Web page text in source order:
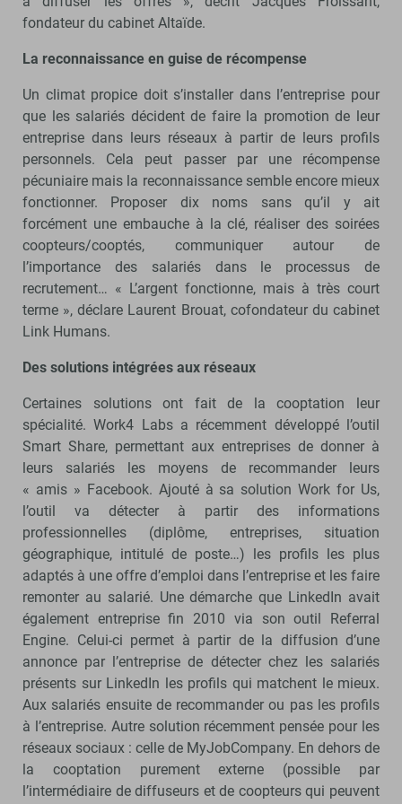
fondateur du cabinet Altaïde.
La reconnaissance en guise de récompense
Un climat propice doit s’installer dans l’entreprise pour
que les salariés décident de faire la promotion de leur
entreprise dans leurs réseaux à partir de leurs profils
personnels. Cela peut passer par une récompense
pécuniaire mais la reconnaissance semble encore mieux
fonctionner. Proposer dix noms sans qu’il y ait
forcément une embauche à la clé, réaliser des soirées
coopteurs/cooptés, communiquer autour de
l’importance des salariés dans le processus de
recrutement… « L’argent fonctionne, mais à très court
terme », déclare Laurent Brouat, cofondateur du cabinet
Link Humans.
Des solutions intégrées aux réseaux
Certaines solutions ont fait de la cooptation leur
spécialité. Work4 Labs a récemment développé l’outil
Smart Share, permettant aux entreprises de donner à
leurs salariés les moyens de recommander leurs
« amis » Facebook. Ajouté à sa solution Work for Us,
l’outil va détecter à partir des informations
professionnelles (diplôme, entreprises, situation
géographique, intitulé de poste…) les profils les plus
adaptés à une offre d’emploi dans l’entreprise et les faire
remonter au salarié. Une démarche que LinkedIn avait
également entreprise fin 2010 via son outil Referral
Engine. Celui-ci permet à partir de la diffusion d’une
annonce par l’entreprise de détecter chez les salariés
présents sur LinkedIn les profils qui matchent le mieux.
Aux salariés ensuite de recommander ou pas les profils
à l’entreprise. Autre solution récemment pensée pour les
réseaux sociaux : celle de MyJobCompany. En dehors de
la cooptation purement externe (possible par
l’intermédiaire de diffuseurs et de coopteurs qui peuvent